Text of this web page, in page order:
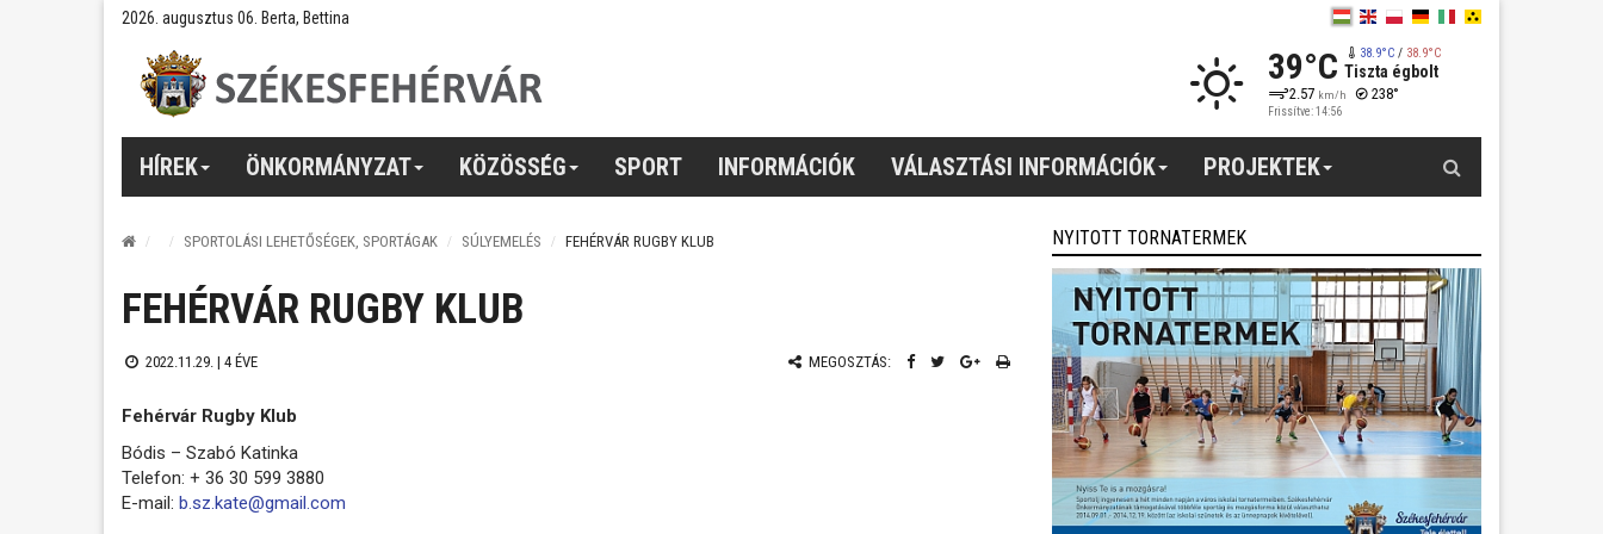
2026. augusztus 06. Berta, Bettina
39°C 38.9°C/ 38.9°C
Tiszta égbolt
2.57 km/h 238°
Frissítve: 14:56
HÍREK ÖNKORMÁNYZAT KÖZÖSSÉG SPORT INFORMÁCIÓK VÁLASZTÁSI INFORMÁCIÓK PROJEKTEK
SPORTOLÁSI LEHETŐSÉGEK, SPORTÁGAK SÚLYEMELÉS FEHÉRVÁR RUGBY KLUB
FEHÉRVÁR RUGBY KLUB
2022.11.29. | 4 ÉVE MEGOSZTÁS:
Fehérvár Rugby Klub
Bódis – Szabó Katinka
Telefon: + 36 30 599 3880
E-mail: b.sz.kate@gmail.com
NYITOTT TORNATERMEK